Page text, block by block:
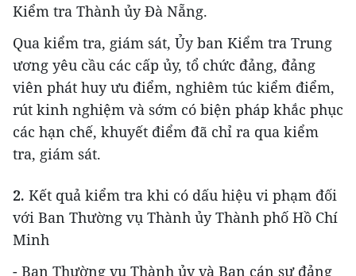
Kiểm tra Thành ủy Đà Nẵng.
Qua kiểm tra, giám sát, Ủy ban Kiểm tra Trung
ương yêu cầu các cấp ủy, tổ chức đảng, đảng
viên phát huy ưu điểm, nghiêm túc kiểm điểm,
rút kinh nghiệm và sớm có biện pháp khắc phục
các hạn chế, khuyết điểm đã chỉ ra qua kiểm
tra, giám sát.
2. Kết quả kiểm tra khi có dấu hiệu vi phạm đối
với Ban Thường vụ Thành ủy Thành phố Hồ Chí
Minh
- Ban Thường vụ Thành ủy và Ban cán sự đảng